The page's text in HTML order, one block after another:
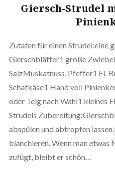
Giersch-Strudel
Zutaten für einen Strudel:eine
Gierschblätter1 große
SalzMuskatnuss, Pfeffer1 EL
Schafkäse1 Hand voll
oder Teig nach Wahl1 kleines
Strudels
abspülen und abtropfen
blanchieren. Wenn man
zufügt, bleibt er schön…